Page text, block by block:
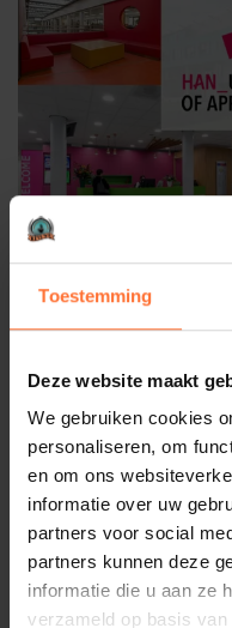
Toestemming
Deze website maakt
We gebruiken cookies
personaliseren, om
en om ons
informatie over uw
partners voor social
partners kunnen deze
informatie die u aan ze
verzameld op basis
Hogeschool van Arnhem
onderwijs. De HAN wil
professional én als
bieden naar een
Arnhem en Nijmegen
(internationale)
de beroepspraktijk en
hun kennis en ambitie